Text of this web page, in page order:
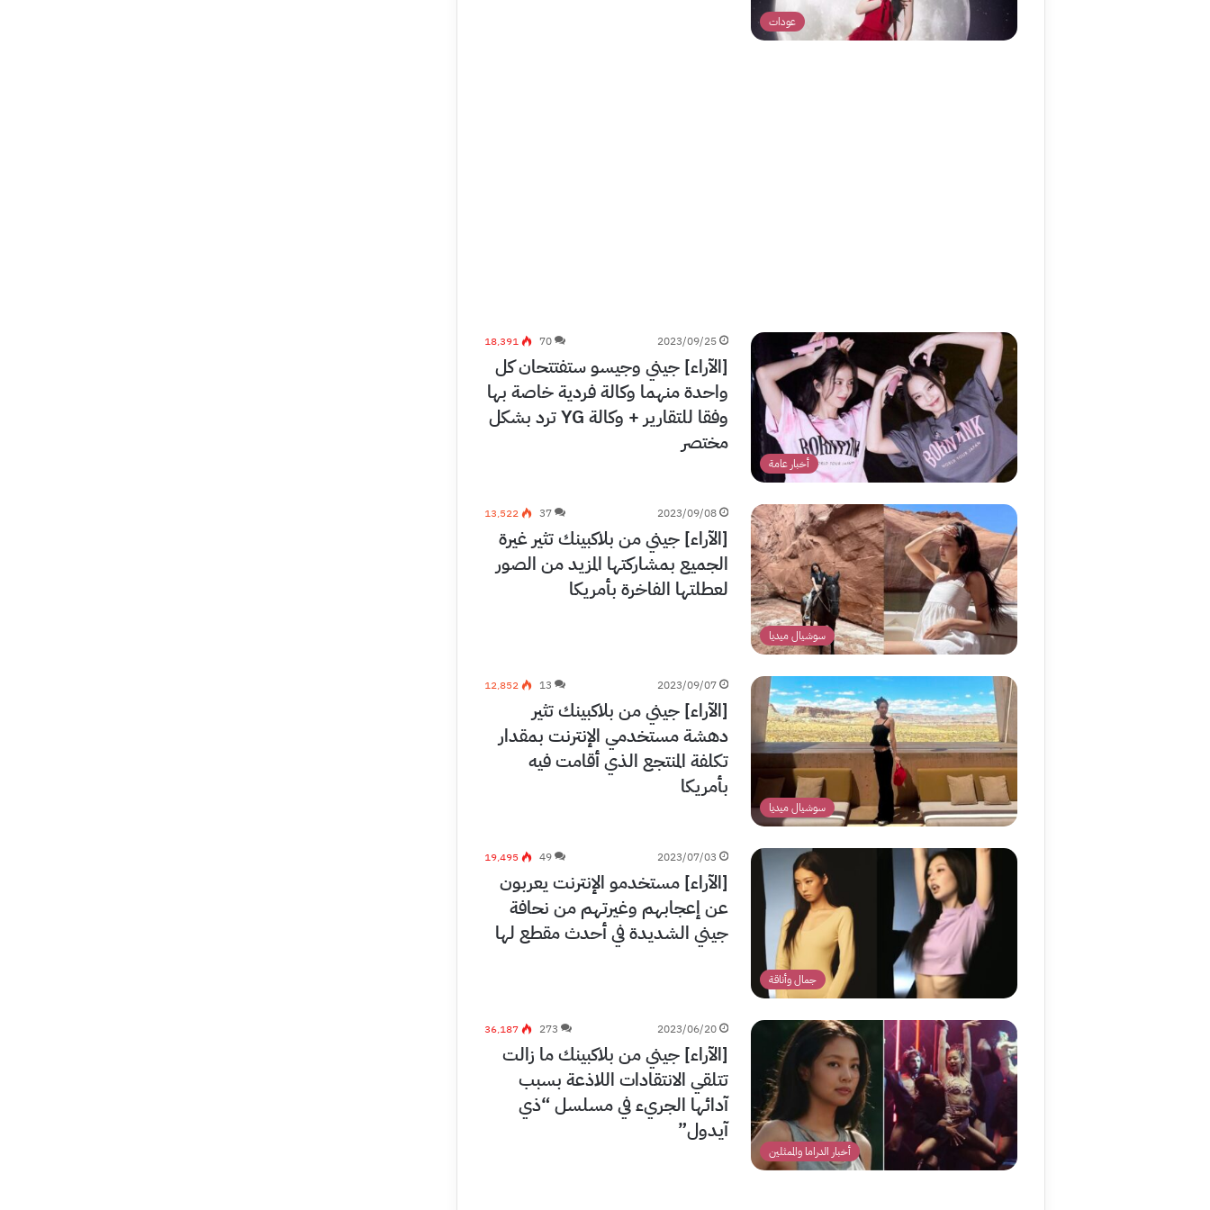
عودات
أخبار عامة
2023/09/25
70 18٬391
[الآراء] جيني وجيسو ستفتتحان كل
واحدة منهما وكالة فردية خاصة بها
وفقا للتقارير + وكالة YG ترد بشكل
مختصر
سوشيال ميديا
2023/09/08
37 13٬522
[الآراء] جيني من بلاكبينك تثير غيرة
الجميع بمشاركتها المزيد من الصور
لعطلتها الفاخرة بأمريكا
سوشيال ميديا
2023/09/07
13 12٬852
[الآراء] جيني من بلاكبينك تثير
دهشة مستخدمي الإنترنت بمقدار
تكلفة المنتجع الذي أقامت فيه
بأمريكا
جمال وأناقة
2023/07/03
49 19٬495
[الآراء] مستخدمو الإنترنت يعربون
عن إعجابهم وغيرتهم من نحافة
جيني الشديدة في أحدث مقطع لها
أخبار الدراما والممثلين
2023/06/20
273 36٬187
[الآراء] جيني من بلاكبينك ما زالت
تتلقي الانتقادات اللاذعة بسبب
آدائها الجريء في مسلسل “ذي
آيدول”